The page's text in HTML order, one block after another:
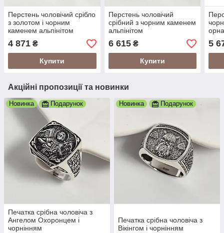
Перстень чоловічий срібло
з золотом і чорним
каменем альпінітом
4 871 ₴
Купити
Перстень чоловічий
срібний з чорним каменем
альпінітом
6 615₴
Купити
5
Акційні пропозиції та новинки
Новинка Подарунок
Печатка срібна чоловіча з
Ангелом Охоронцем і
чорнінням
Новинка Подарунок
Печатка срібна чоловіча з
Вікінгом і чорнінням